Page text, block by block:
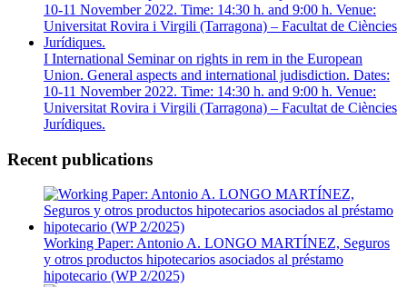
I International Seminar on rights in rem in the European
Union. General aspects and international judisdiction. Dates:
10-11 November 2022. Time: 14:30 h. and 9:00 h. Venue:
Universitat Rovira i Virgili (Tarragona) – Facultat de Ciències
Jurídiques.
Recent publications
Working Paper: Antonio A. LONGO MARTÍNEZ, Seguros
y otros productos hipotecarios asociados al préstamo
hipotecario (WP 2/2025)